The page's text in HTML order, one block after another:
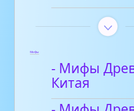
Мифы
- Мифы
Китая